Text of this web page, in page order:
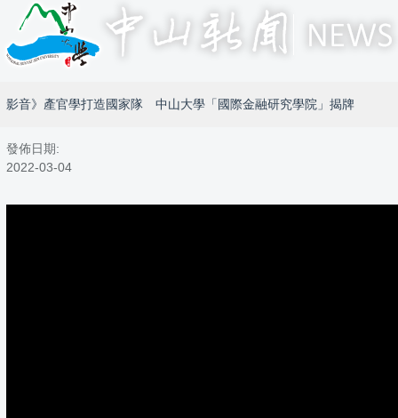
影音》產官學打造國家隊 中山大學「國際金融研究學院」揭牌
發佈日期:
2022-03-04